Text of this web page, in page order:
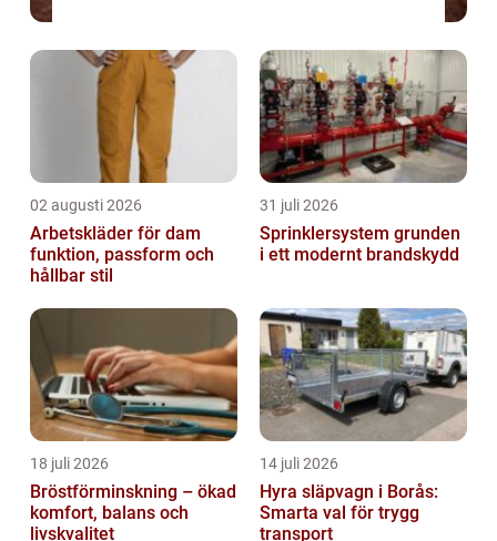
02 augusti 2026
Arbetskläder för dam
funktion, passform och
hållbar stil
31 juli 2026
Sprinklersystem grunden
i ett modernt brandskydd
18 juli 2026
Bröstförminskning – ökad
komfort, balans och
livskvalitet
14 juli 2026
Hyra släpvagn i Borås:
Smarta val för trygg
transport